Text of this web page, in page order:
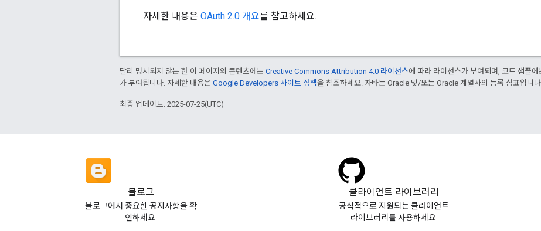
자세한 내용은 OAuth 2.0 개요를 참고하세요.
달리 명시되지 않는 한 이 페이지의 콘텐츠에는 Creative Commons Attribution 4.0 라이선스에 따라 라이선스가 부여되며, 코드 샘플에
가 부여됩니다. 자세한 내용은 Google Developers 사이트 정책을 참조하세요. 자바는 Oracle 및/또는 Oracle 계열사의 등록 상표입니다.
최종 업데이트: 2025-07-25(UTC)
블로그
블로그에서 중요한 공지사항을 확
인하세요.
클라이언트 라이브러리
공식적으로 지원되는 클라이언트
라이브러리를 사용하세요.